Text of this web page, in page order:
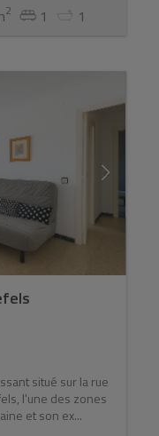
2 1 1
situé sur la rue
l'une des zones
et son ex...